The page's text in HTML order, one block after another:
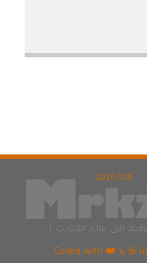
22Q 0.170S
Coded with ❤️ & ☕ in